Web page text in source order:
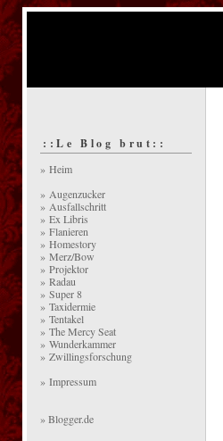
::Le Blog brut::
» Heim
» Augenzucker
» Ausfallschritt
» Ex Libris
» Flanieren
» Homestory
» Merz/Bow
» Projektor
» Radau
» Super 8
» Taxidermie
» Tentakel
» The Mercy Seat
» Wunderkammer
» Zwillingsforschung
» Impressum
» Blogger.de